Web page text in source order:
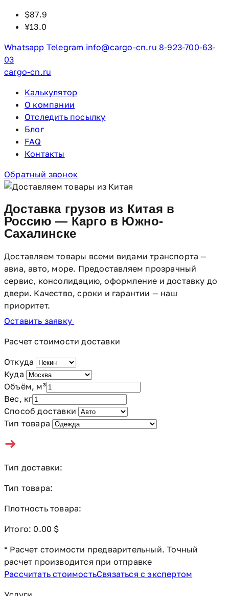
Перейти
$87.9
¥13.0
Whatsapp Telegram info@cargo-cn.ru 8-923-700-63-
03
cargo-cn.ru
Калькулятор
О компании
Отследить посылку
Блог
FAQ
Контакты
Обратный звонок
Доставка грузов из Китая в
Россию — Карго в Южно-
Сахалинске
Доставляем товары всеми видами транспорта —
авиа, авто, море. Предоставляем прозрачный
сервис, консолидацию, оформление и доставку до
двери. Качество, сроки и гарантии — наш
приоритет.
Оставить заявку
Расчет стоимости доставки
Откуда
Куда
Объём, м³
Вес, кг
Способ доставки
Тип товара
Тип доставки:
Тип товара:
Плотность товара:
Итого: 0.00 $
* Расчет стоимости предварительный. Точный
расчет производится при отправке
Рассчитать стоимостьСвязаться с экспертом